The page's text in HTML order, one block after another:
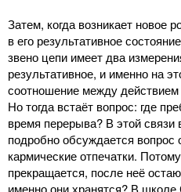
Затем, когда возникает новое
в его результативное
звено цепи имеет два
результативное, и именно на
соотношение между
Но тогда встаёт вопрос: где
время перерыва? В этой связи
подробно обсуждается вопрос
кармические отпечатки.
прекращается, после неё
именно они хранятся? В школе